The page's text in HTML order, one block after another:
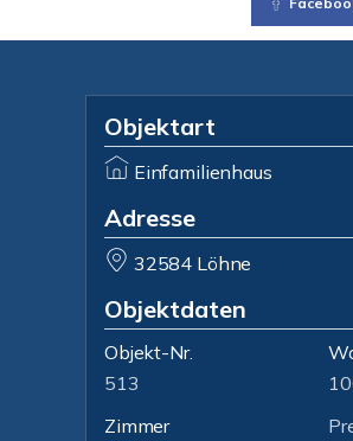
Objektart
Einfamilienhaus
Adresse
32584 Löhne
Objektdaten
Objekt-Nr.
513
Zimmer